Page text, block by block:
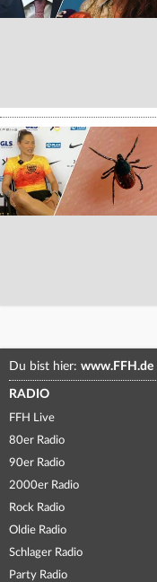
Du bist hier: www.FFH.de
RADIO
FFH Live
80er Radio
90er Radio
2000er Radio
Rock Radio
Oldie Radio
Schlager Radio
Party Radio